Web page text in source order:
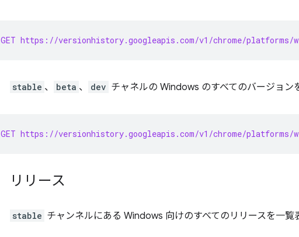
GET https://versionhistory.googleapis.com/v1/chrome/platforms/
stable 、 beta 、 dev チャネルの Windows のすべてのバージョン
GET https://versionhistory.googleapis.com/v1/chrome/
リリース
stable チャンネルにある Windows 向けのすべてのリリースを一覧